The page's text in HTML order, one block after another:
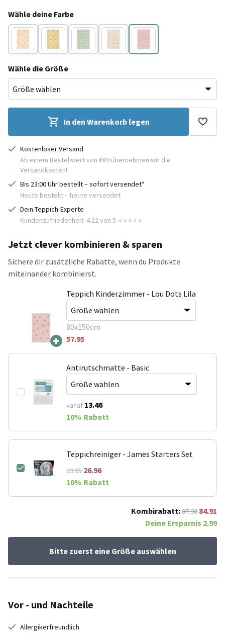
Wähle deine Farbe
TerracottaGelb Grün Taupe
Lila
Wähle die Größe
In den Warenkorb legen
Kostenloser Versand
Ab einem Bestellwert von €89 übernehmen wir die
Versandkosten!
Bis 23:00 Uhr bestellt – sofort versendet*
Heute bestellt – heute versendet
Dein Teppich-Experte
Kundenzufriedenheit: 4.22 von 5 ⭐️⭐️⭐️⭐️⭐️
Jetzt clever kombinieren & sparen
Sichere dir zusätzliche Rabatte, wenn du Produkte
miteinander kombinierst.
+
Teppich Kinderzimmer - Lou Dots Lila
80x150cm
57.95
Antirutschmatte - Basic
vanaf 13.46
10% Rabatt
Teppichreiniger - James Starters Set
29.9526.96
10% Rabatt
Kombirabatt:87.90 84.91
Deine Ersparnis 2.99
Bitte zuerst eine Größe auswählen
Vor - und Nachteile
Allergikerfreundlich